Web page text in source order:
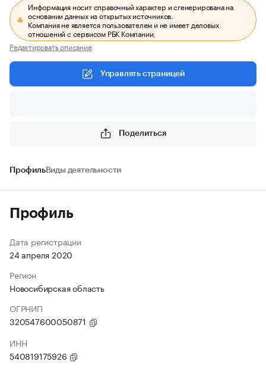
Информация носит справочный характер и сгенерирована на
основании данных из открытых источников.
Компания не является пользователем и не имеет деловых
отношений с сервисом РБК Компании.
Редактировать описание
Управлять страницей
Поделиться
ПрофильВиды деятельности
Профиль
Дата регистрации
24 апреля 2020
Регион
Новосибирская область
ОГРНИП
320547600050871
ИНН
540819175926